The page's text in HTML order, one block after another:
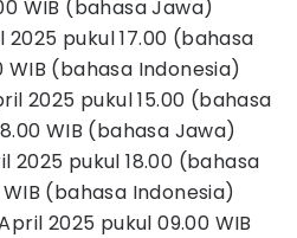
WIB (bahasa Jawa)
2025 pukul 17.00 (bahasa
(bahasa Indonesia)
2025 pukul 15.00 (bahasa
WIB (bahasa Jawa)
2025 pukul 18.00 (bahasa
(bahasa Indonesia)
2025 pukul 09.00 WIB